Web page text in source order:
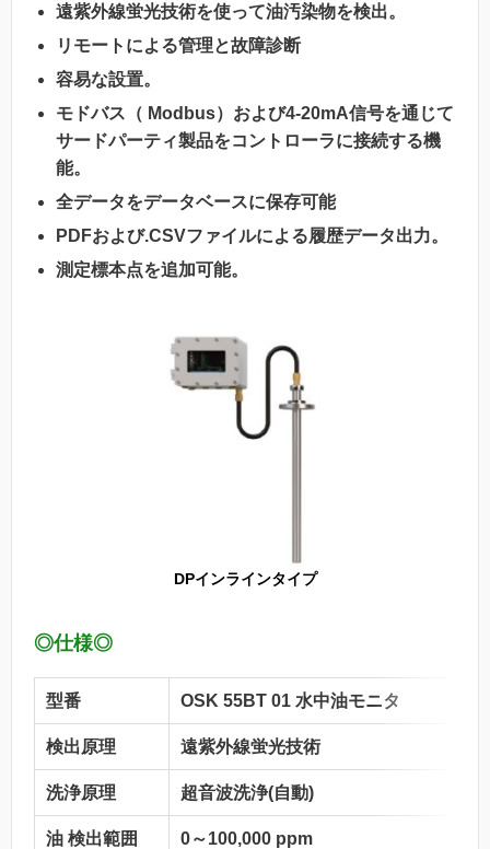
遠紫外線蛍光技術を使って油汚染物を検出。
リモートによる管理と故障診断
容易な設置。
モドバス（ Modbus）および4-20mA信号を通じて
サードパーティ製品をコントローラに接続する機
能。
全データをデータベースに保存可能
PDFおよび.CSVファイルによる履歴データ出力。
測定標本点を追加可能。
DPインラインタイプ
◎仕様◎
型番 OSK 55BT 01 水中油モニタ
検出原理 遠紫外線蛍光技術
洗浄原理 超音波洗浄(自動)
油 検出範囲 0～100,000 ppm